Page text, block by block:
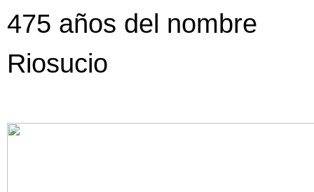
475 años del nombre
Riosucio